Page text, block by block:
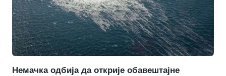
Немачка одбија да открије обавештајне